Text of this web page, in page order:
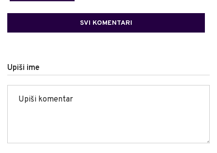
SVI KOMENTARI
Upiši ime